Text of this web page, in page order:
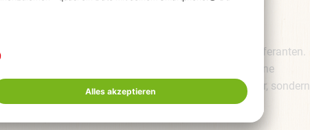
auch pürierte Beeren seien noch super Nährstofflieferanten.
frische Erdbeeren auch frisch zubereiten und gefrorene
hat ein Rezept, das nicht nur lecker, sondern